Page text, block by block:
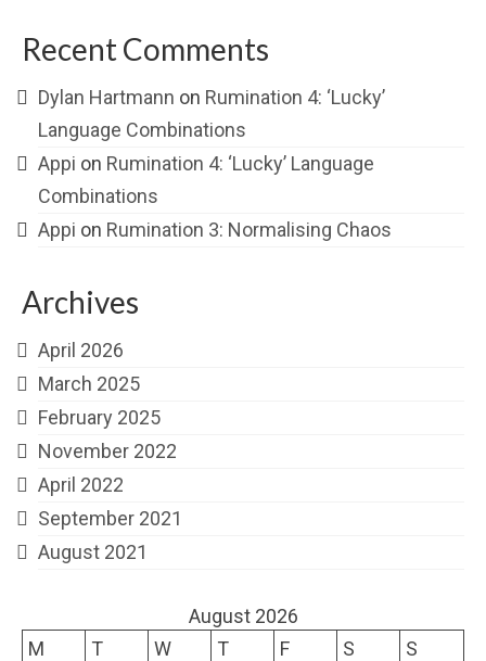
Recent Comments
Dylan Hartmann on Rumination 4: ‘Lucky’
Language Combinations
Appi on Rumination 4: ‘Lucky’ Language
Combinations
Appi on Rumination 3: Normalising Chaos
Archives
April 2026
March 2025
February 2025
November 2022
April 2022
September 2021
August 2021
August 2026
M
T W T F S
S